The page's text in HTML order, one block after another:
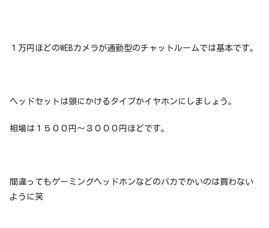
１万円ほどのWEBカメラが通勤型のチャットルームでは基本です。
ヘッドセットは頭にかけるタイプかイヤホンにしましょう。
相場は１５００円〜３０００円ほどです。
間違ってもゲーミングヘッドホンなどのバカでかいのは買わない
ように笑